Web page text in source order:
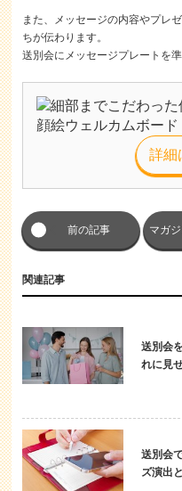
また、メッセージの内容やプレ
ちが伝わります。
送別会にメッセージプレートを
詳細
前の記事 マガ
関連記事
送別会
れに見
送別会
ズ演出